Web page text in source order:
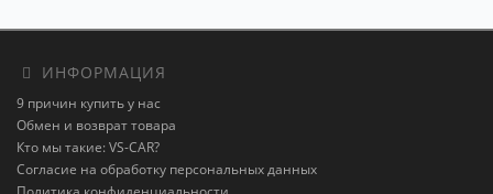
ИНФОРМАЦИЯ
9 причин купить у нас
Обмен и возврат товара
Кто мы такие: VS-CAR?
Согласие на обработку персональных данных